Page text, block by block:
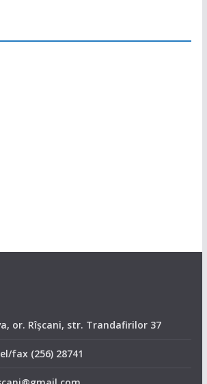
or. Rîşcani, str. Trandafirilor 37
fax (256) 28741